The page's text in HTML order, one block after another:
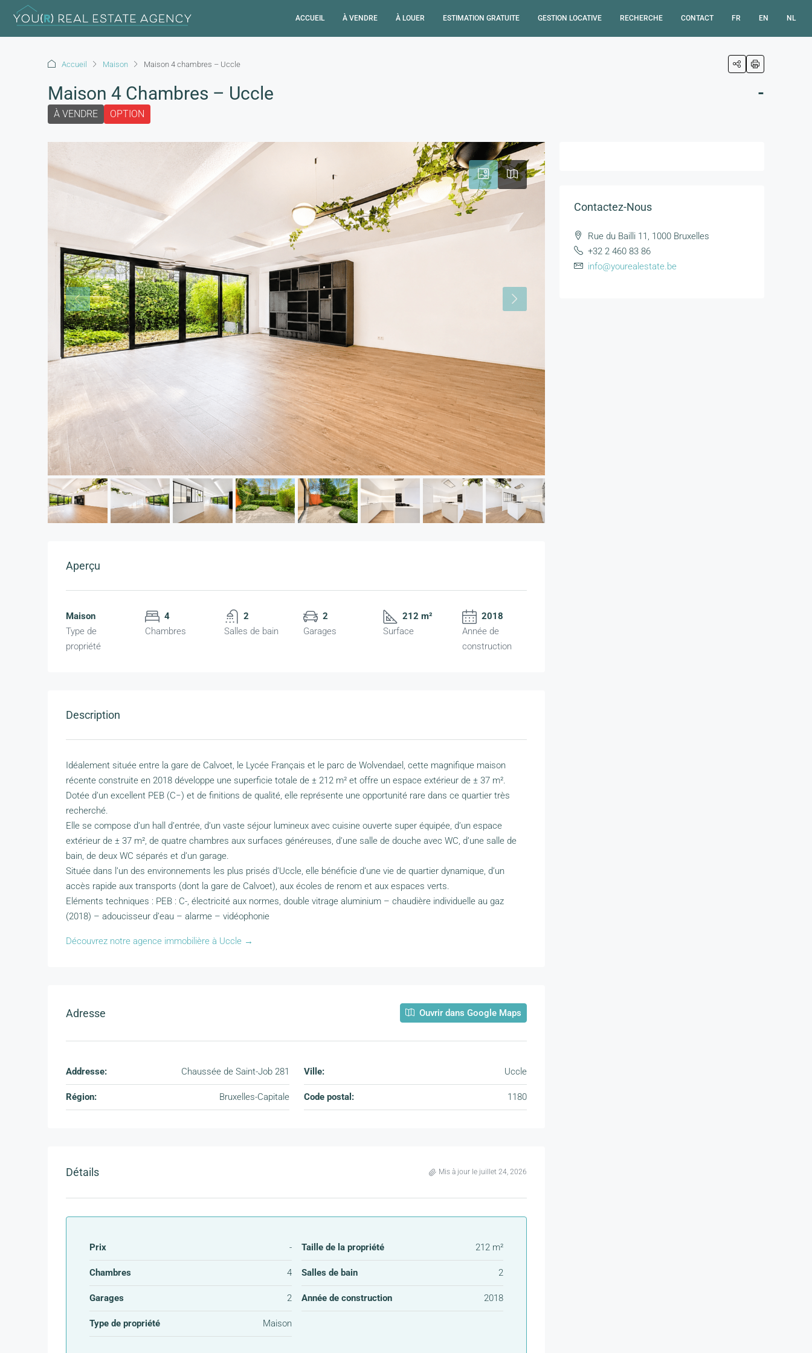
ACCUEIL À VENDRE À LOUER ESTIMATION GRATUITE GESTION LOCATIVE RECHERCHE CONTACT FR EN NL
Accueil Maison Maison 4 chambres – Uccle
Maison 4 Chambres – Uccle
À VENDRE OPTION
-
Aperçu
Maison
Type de
propriété
4
Chambres
2
Salles de bain
2
Garages
212 m²
Surface
2018
Année de
construction
Description
Idéalement située entre la gare de Calvoet, le Lycée Français et le parc de Wolvendael, cette magnifique maison
récente construite en 2018 développe une superficie totale de ± 212 m² et offre un espace extérieur de ± 37 m².
Dotée d’un excellent PEB (C−) et de finitions de qualité, elle représente une opportunité rare dans ce quartier très
recherché.
Elle se compose d’un hall d’entrée, d’un vaste séjour lumineux avec cuisine ouverte super équipée, d’un espace
extérieur de ± 37 m², de quatre chambres aux surfaces généreuses, d’une salle de douche avec WC, d’une salle de
bain, de deux WC séparés et d’un garage.
Située dans l’un des environnements les plus prisés d’Uccle, elle bénéficie d’une vie de quartier dynamique, d’un
accès rapide aux transports (dont la gare de Calvoet), aux écoles de renom et aux espaces verts.
Eléments techniques : PEB : C-, électricité aux normes, double vitrage aluminium – chaudière individuelle au gaz
(2018) – adoucisseur d’eau – alarme – vidéophonie
Découvrez notre agence immobilière à Uccle →
Adresse Ouvrir dans Google Maps
Addresse: Chaussée de Saint-Job 281 Ville: Uccle
Région: Bruxelles-Capitale Code postal: 1180
Détails Mis à jour le juillet 24, 2026
Prix - Taille de la propriété 212 m²
Chambres 4 Salles de bain 2
Garages 2 Année de construction 2018
Type de propriété Maison
Contactez-Nous
Rue du Bailli 11, 1000 Bruxelles
+32 2 460 83 86
info@yourealestate.be